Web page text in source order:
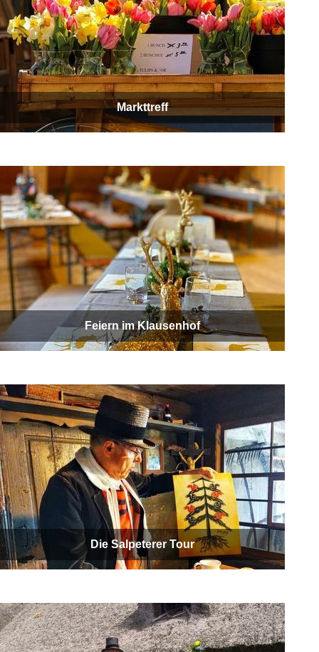
Markttreff
Feiern im Klausenhof
Die Salpeterer Tour